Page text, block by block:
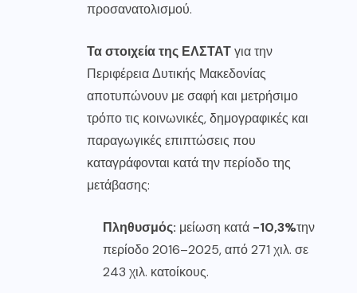
προσανατολισμού.
Τα στοιχεία της ΕΛΣΤΑΤγια την
Περιφέρεια Δυτικής Μακεδονίας
αποτυπώνουν με σαφή και μετρήσιμο
τρόπο τις κοινωνικές, δημογραφικές και
παραγωγικές επιπτώσεις που
καταγράφονται κατά την περίοδο της
μετάβασης:
Πληθυσμός: μείωση κατά -10,3%την
περίοδο 2016–2025, από 271 χιλ. σε
243 χιλ. κατοίκους.